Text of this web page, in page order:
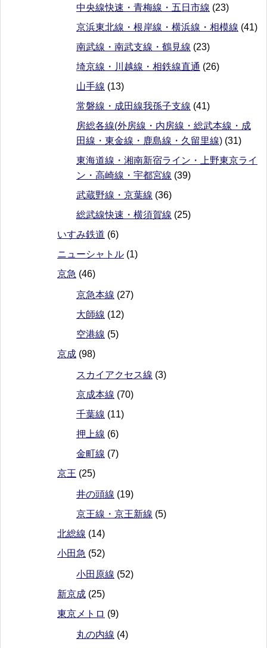
中央線快速・青梅線・五日市線 (23)
京浜東北線・根岸線・横浜線・相模線 (41)
南武線・南武支線・鶴見線 (23)
埼京線・川越線・相鉄線直通 (26)
山手線 (13)
常磐線・成田線我孫子支線 (41)
房総各線(外房線・内房線・総武本線・成
田線・東金線・鹿島線・久留里線) (31)
東海道線・湘南新宿ライン・上野東京ライ
ン・高崎線・宇都宮線 (39)
武蔵野線・京葉線 (36)
総武線快速・横須賀線 (25)
いすみ鉄道 (6)
ニューシャトル (1)
京急 (46)
京急本線 (27)
大師線 (12)
空港線 (5)
京成 (98)
スカイアクセス線 (3)
京成本線 (70)
千葉線 (11)
押上線 (6)
金町線 (7)
京王 (25)
井の頭線 (19)
京王線・京王新線 (5)
北総線 (14)
小田急 (52)
小田原線 (52)
新京成 (25)
東京メトロ (9)
丸の内線 (4)